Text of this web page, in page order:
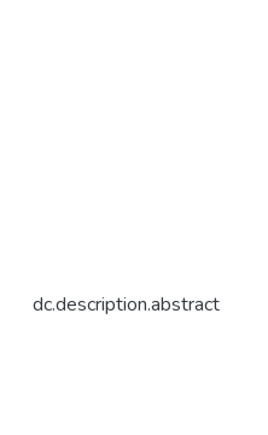
dc.description.abstract